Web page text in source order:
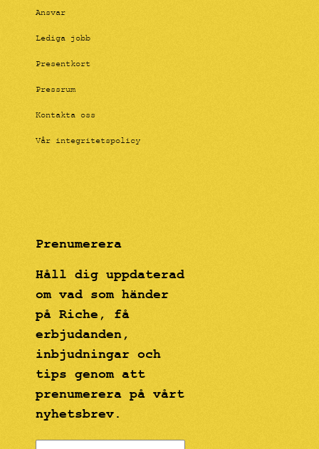
Ansvar
Lediga jobb
Presentkort
Pressrum
Kontakta oss
Vår integritetspolicy
Prenumerera
Håll dig uppdaterad
om vad som händer
på Riche, få
erbjudanden,
inbjudningar och
tips genom att
prenumerera på vårt
nyhetsbrev.